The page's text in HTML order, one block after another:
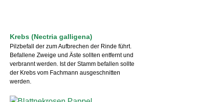
Krebs (Nectria galligena)
Pilzbefall der zum Aufbrechen der Rinde führt.
Befallene Zweige und Äste sollten entfernt und
verbrannt werden. Ist der Stamm befallen sollte
der Krebs vom Fachmann ausgeschnitten
werden.